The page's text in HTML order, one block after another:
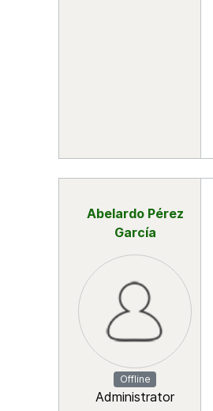
Abelardo Pérez
García
Offline
Administrator